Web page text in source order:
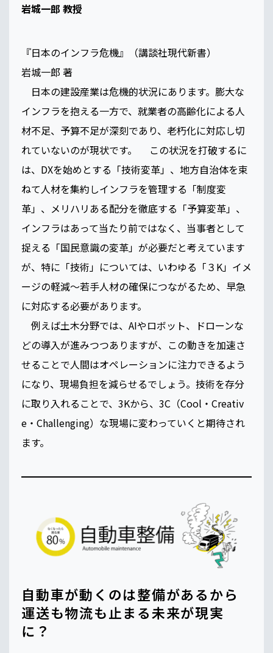
岩城一郎 教授
『日本のインフラ危機』（講談社現代新書）
岩城一郎 著
日本の建設産業は危機的状況にあります。膨大な
インフラを抱える一方で、就業者の高齢化による人
材不足、予算不足が深刻であり、老朽化に対応し切
れていないのが現状です。 この状況を打破するに
は、DXを始めとする「技術変革」、地方自治体を束
ねて人材を集約しインフラを管理する「制度変
革」、メリハリある配分を徹底する「予算変革」、
インフラはあって当たり前ではなく、当事者として
捉える「国民意識の変革」が必要だと考えています
が、特に「技術」については、いわゆる「３K」イメ
ージの軽減～若手人材の確保につながるため、早急
に対応する必要があります。
例えば土木分野では、AIやロボット、ドローンな
どの導入が進みつつありますが、この動きを加速さ
せることで人間はオペレーションに注力できるよう
になり、現場負担を減らせるでしょう。技術を存分
に取り入れることで、3Kから、3C（Cool・Creativ
e・Challenging）な現場に変わっていくと期待され
ます。
自動車が動くのは整備があるから
運送も物流も止まる未来が現実
に？